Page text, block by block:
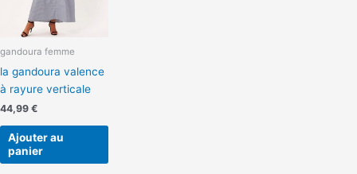
gandoura femme
la gandoura valence
à rayure verticale
44,99 €
Ajouter au
panier